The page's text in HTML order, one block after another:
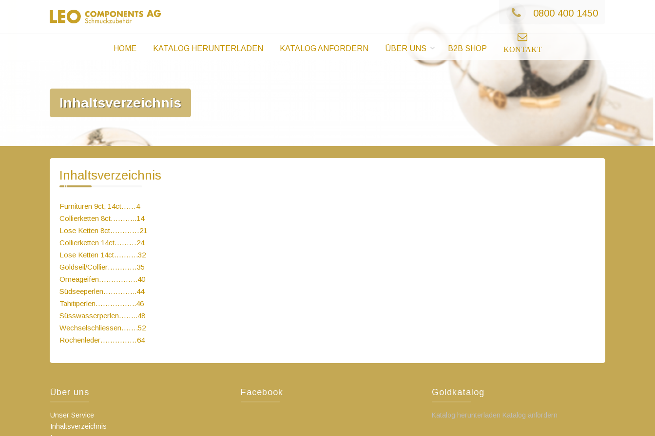
Neu bei Leo Components AG – Goldkatalog 0800 400 1450
HOME KATALOG HERUNTERLADEN KATALOG ANFORDERN ÜBER UNS B2B SHOP KONTAKT
Inhaltsverzeichnis
Inhaltsverzeichnis
Furnituren 9ct, 14ct……4
Collierketten 8ct………..14
Lose Ketten 8ct…………21
Collierketten 14ct………24
Lose Ketten 14ct……….32
Goldseil/Collier…………35
Omeageifen…………….40
Südseeperlen…………..44
Tahitiperlen……………..46
Süsswasserperlen……..48
Wechselschliessen…….52
Rochenleder……………64
Über uns
Unser Service
Inhaltsverzeichnis
Facebook Goldkatalog
Katalog herunterladen Katalog anfordern